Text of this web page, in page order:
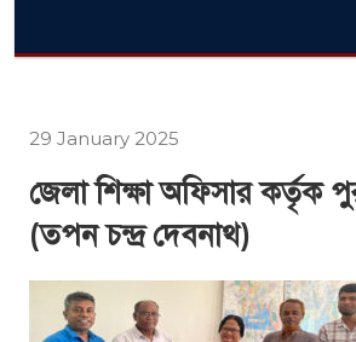
29 January 2025
জেলা শিক্ষা অফিসার কর্তৃক
(তপন চন্দ্র দেবনাথ)